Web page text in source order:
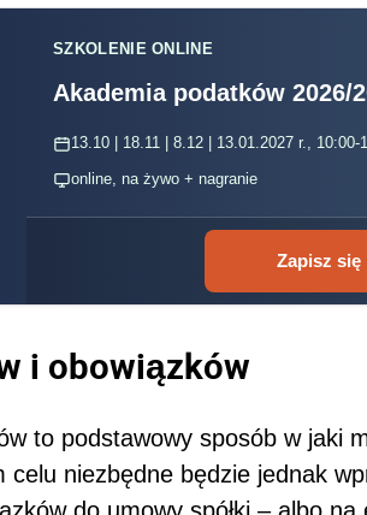
SZKOLENIE ONLINE
Akademia podatków 2026/
13.10 | 18.11 | 8.12 | 13.01.2027 r., 10:00-
online, na żywo + nagranie
Zapisz się
i obowiązków
to podstawowy sposób w jaki
celu niezbędne będzie jednak